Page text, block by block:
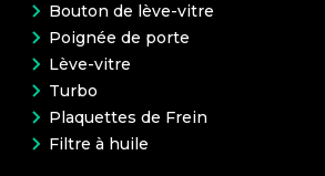
Bouton de lève-vitre
Poignée de porte
Lève-vitre
Turbo
Plaquettes de Frein
Filtre à huile